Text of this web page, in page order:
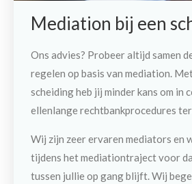
Mediation bij een
Ons advies? Probeer altijd samen
regelen op basis van mediation.
scheiding heb jij minder kans om in
ellenlange rechtbankprocedures
Wij zijn zeer ervaren mediators en
tijdens het mediationtraject voor
tussen jullie op gang blijft. Wij